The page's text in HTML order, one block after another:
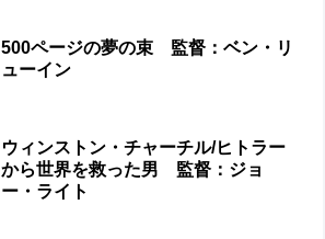
500ページの夢の束 監督：ベン・リ
ューイン
ウィンストン・チャーチル/ヒトラー
から世界を救った男 監督：ジョ
ー・ライト